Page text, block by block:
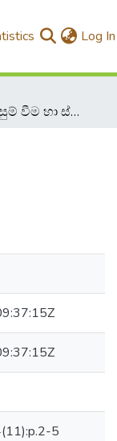
Log In
ලෝකය උණුසුම් වීම හා ස්වභාවධර්මයට වැරදීම
5